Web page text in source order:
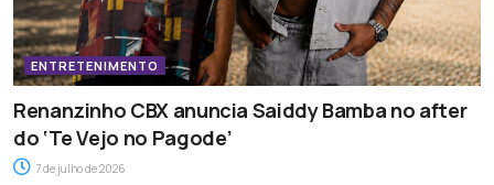
ENTRETENIMENTO
Renanzinho CBX anuncia Saiddy Bamba no after
do ‘Te Vejo no Pagode’
7 de julho de 2026